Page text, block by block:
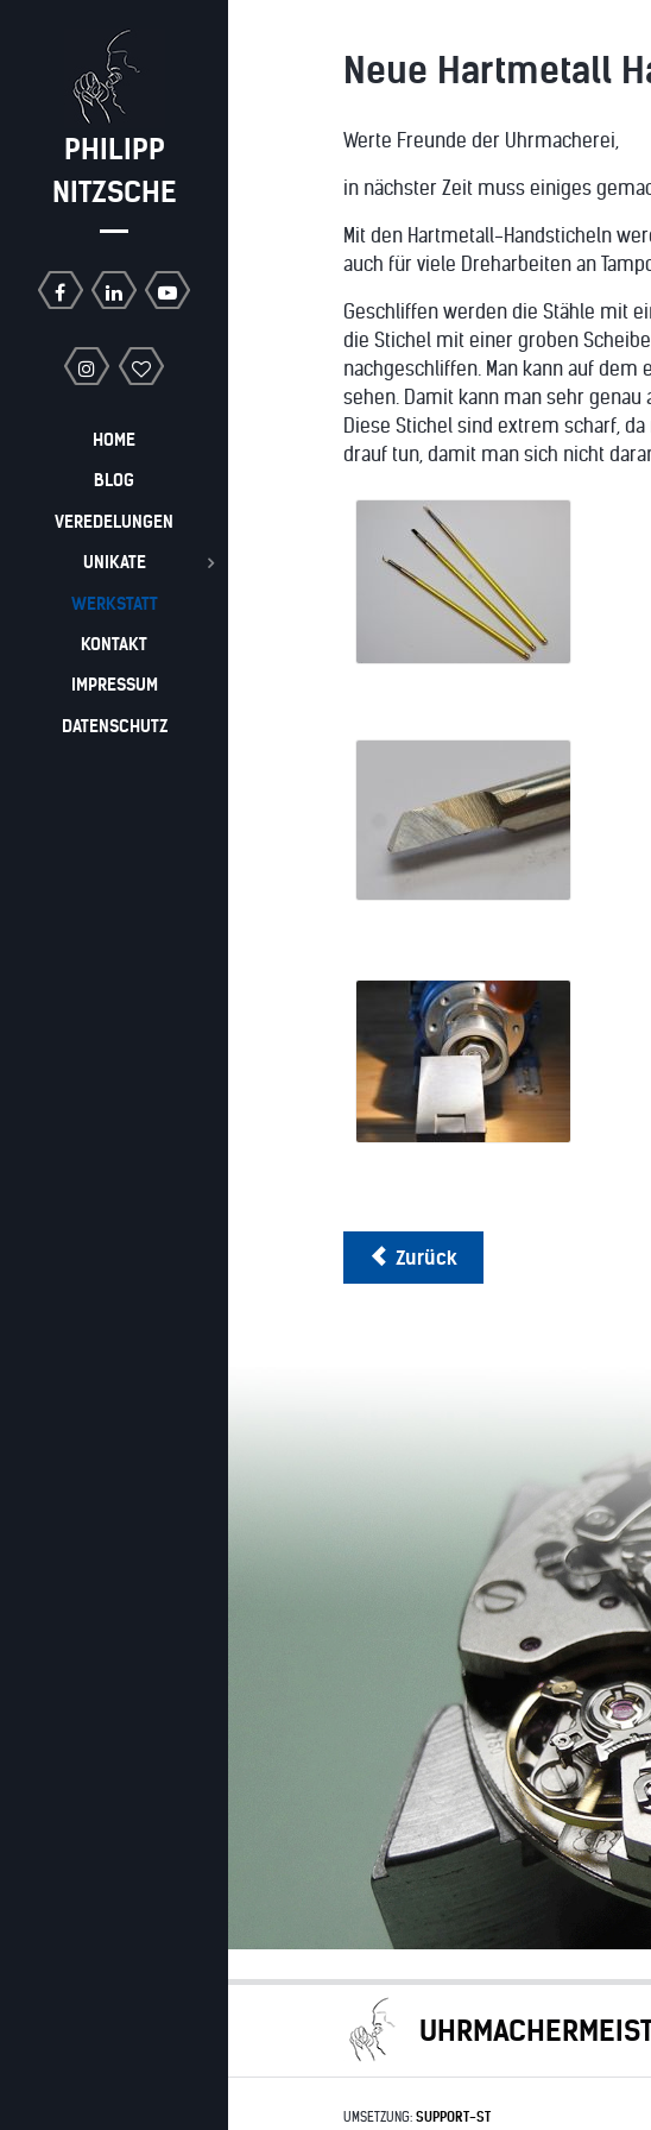
Neue Hartmetall
Werte Freunde der Uhrmacherei,
in nächster Zeit muss einiges
Mit den Hartmetall-Handsticheln
auch für viele Dreharbeiten an
Geschliffen werden die Stähle mit
die Stichel mit einer groben
nachgeschliffen. Man kann auf
sehen. Damit kann man sehr genau
Diese Stichel sind extrem scharf,
drauf tun, damit man sich nicht
Zurück
UMSETZUNG: SUPPORT-ST
PHILIPP
NITZSCHE
HOME
BLOG
VEREDELUNGEN
UNIKATE
WERKSTATT
KONTAKT
IMPRESSUM
DATENSCHUTZ